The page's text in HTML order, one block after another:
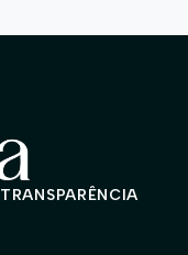
TRANSPARÊNCIA